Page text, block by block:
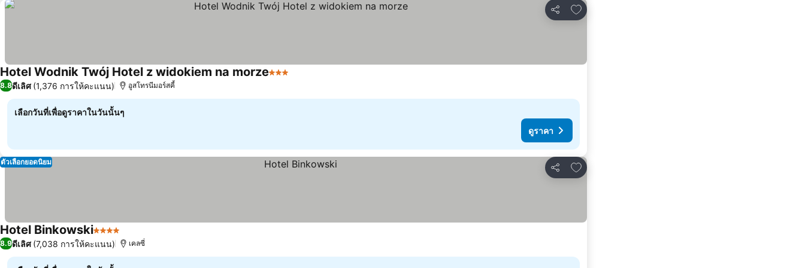
แชร์
เพิ่มในรายการโปรด
Hotel Wodnik Twój Hotel z widokiem na morze3 ดาว
8.8ดีเลิศ (1,376 การให้คะแนน) อูสโทรนีมอร์สคี้
เลือกวันที่เพื่อดูราคาในวันนั้นๆ
ดูราคา
แชร์
เพิ่มในรายการโปรด
ตัวเลือกยอดนิยม
Hotel Binkowski4 ดาว ดูราคา
8.9ดีเลิศ (7,038 การให้คะแนน) เคลซี่